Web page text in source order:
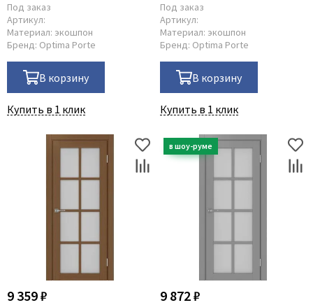
Под заказ
Артикул:
Материал: экошпон
Бренд: Optima Porte
В корзину
Купить в 1 клик
Под заказ
Артикул:
Материал: экошпон
Бренд: Optima Porte
В корзину
Купить в 1 клик
9 359 ₽ 9 872 ₽